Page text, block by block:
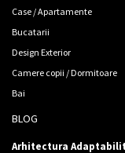
Case / Apartamente
Bucatarii
Design Exterior
Camere copii / Dormitoare
Bai
BLOG